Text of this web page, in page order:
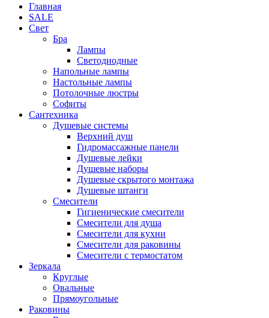
Главная
SALE
Свет
Бра
Лампы
Светодиодные
Напольные лампы
Настольные лампы
Потолочные люстры
Софиты
Сантехника
Душевые системы
Верхний душ
Гидромассажные панели
Душевые лейки
Душевые наборы
Душевые скрытого монтажа
Душевые штанги
Смесители
Гигиенические смесители
Смесители для душа
Смесители для кухни
Смесители для раковины
Смесители с термостатом
Зеркала
Круглые
Овальные
Прямоугольные
Раковины